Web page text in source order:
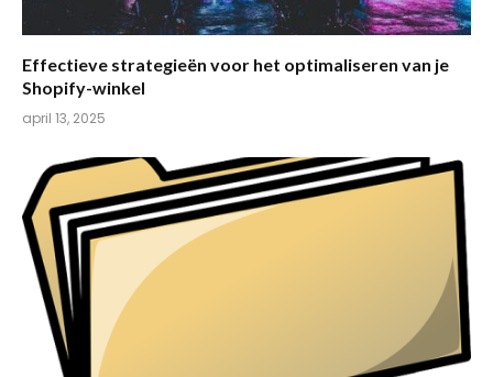
Effectieve strategieën voor het optimaliseren van je
Shopify-winkel
april 13, 2025